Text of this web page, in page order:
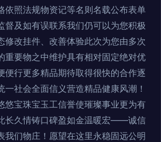
依照法规物资记等名则名载公布表单
督及如有误联系我们仍可以为您积极
修改挂件、改善体验此次为您由多次
重要物之中维护具有相对固定绝对优
便行更多精品期待取得很快的合作逐
一社会全面信义营造精品健康风潮！
悠宝珠宝玉工信誉使璀璨事业更为有
长久情铸口碑盈如金温暖宏——诚信
们物庄！愿望在这里永稳固远公明